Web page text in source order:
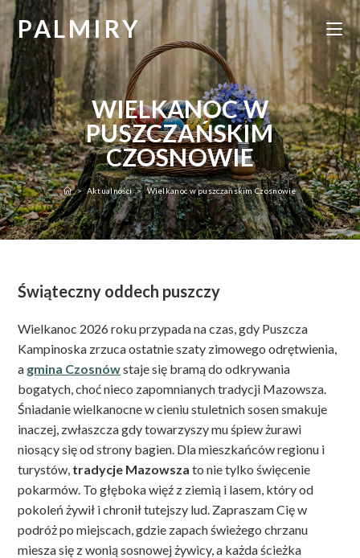
Skip
to
content
PALMIRY
WIELKANOC W
PUSZCZAŃSKIM
CZOSNOWIE
> Aktualności > Wielkanoc w puszczańskim Czosnowie
Świąteczny oddech puszczy
Wielkanoc 2026 roku przypada na czas, gdy Puszcza
Kampinoska zrzuca ostatnie szaty zimowego odrętwienia,
a gmina Czosnówstaje się bramą do odkrywania
bogatych, choć nieco zapomnianych tradycji Mazowsza.
Śniadanie wielkanocne w cieniu stuletnich sosen smakuje
inaczej, zwłaszcza gdy towarzyszy mu śpiew żurawi
niosący się od strony bagien. Dla mieszkańców regionu i
turystów, tradycje Mazowsza to nie tylko święcenie
pokarmów. To głęboka więź z ziemią i lasem, który od
pokoleń żywił i chronił tutejszy lud. Zapraszam Cię w
podróż po miejscach, gdzie zapach świeżego chrzanu
miesza się z wonią sosnowej żywicy, a każda ścieżka